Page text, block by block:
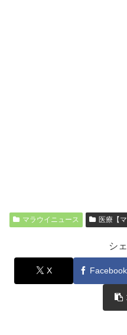
マラウイニュース 医療【マ
シ
X Facebook